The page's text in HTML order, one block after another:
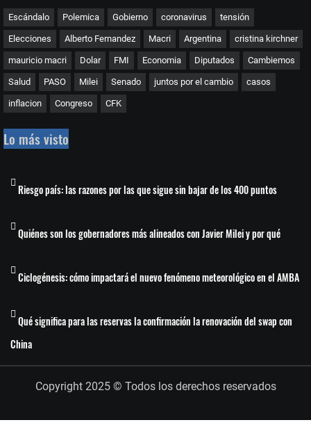
Escándalo Polemica Gobierno coronavirus tensión
Elecciones Alberto Fernandez Macri Argentina cristina kirchner
mauricio macri Dolar FMI Economia Diputados Cambiemos
Salud PASO Milei Senado juntos por el cambio casos
inflacion Congreso CFK
Lo más visto
Riesgo país: las razones por las que sigue sin bajar de los 400 puntos
Quiénes son los gobernadores más alineados con Javier Milei y por qué
Ciclogénesis: cómo impactará el nuevo fenómeno meteorológico en el AMBA
Qué significa para las reservas la confirmación la renovación del swap con
China
Copyright 2025 © Todos los derechos reservados